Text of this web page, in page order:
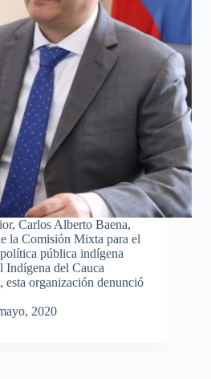
Carlos Alberto Baena,
la Comisión Mixta para el
pública indígena
Indígena del Cauca
organización denunció
2020